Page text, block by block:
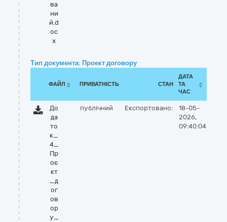
ва
ни
й.d
oc
x
Тип документа: Проект договору
ФАЙЛ ПРИВАТНІСТЬ СТАН
ДАТА
ТА
ЧАС
До
да
то
к_
4_
Пр
оє
кт
_д
ог
ов
ор
у_
публічний Експортовано:
18-05-
2026,
09:40:04